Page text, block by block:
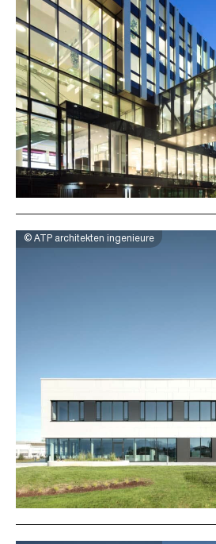
© ATP architekten ingenieure